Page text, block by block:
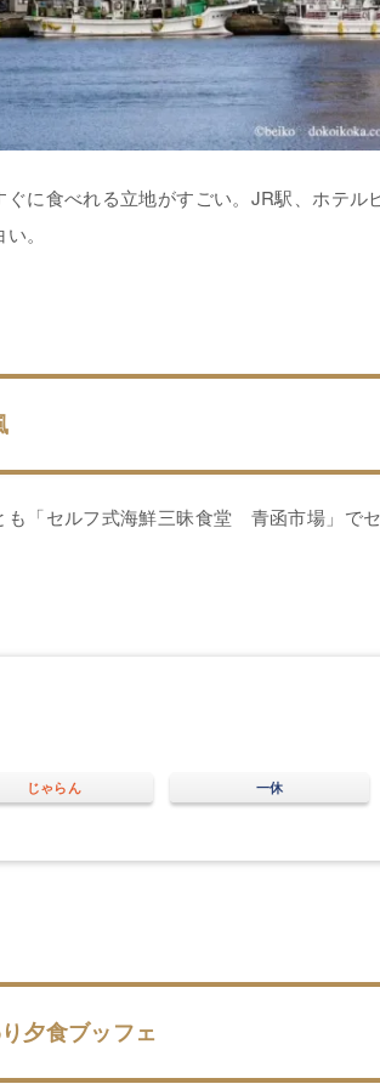
に食べれる立地がすごい。JR駅、ホテル
。
「セルフ式海鮮三昧食堂 青函市場」でセ
じゃらん 一休
夕食ブッフェ